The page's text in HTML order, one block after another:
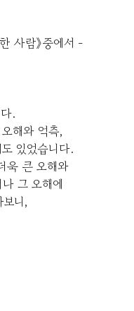
사람》중에서 -
.
해와 억측,
있었습니다.
욱 큰 오해와
그 오해에
니,